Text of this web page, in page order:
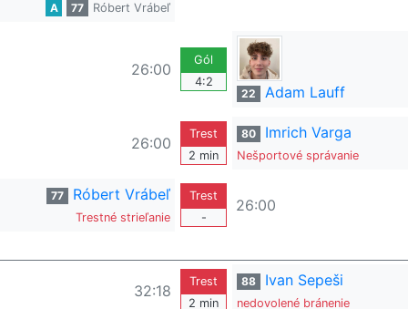
A 77 Róbert Vrábeľ
26:00
Gól
4:2
22
Adam Lauff
26:00
Trest
2 min
80 Imrich Varga
Nešportové správanie
77 Róbert Vrábeľ
Trestné strieľanie
Trest
-
26:00
32:18
Trest
2 min
88 Ivan Sepeši
nedovolené bránenie